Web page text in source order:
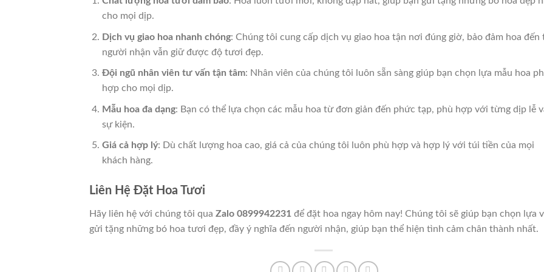
cho mọi dịp.
Dịch vụ giao hoa nhanh chóng: Chúng tôi cung cấp dịch vụ giao hoa tận nơi đúng giờ, bảo đảm hoa đến
người nhận vẫn giữ được độ tươi đẹp.
Đội ngũ nhân viên tư vấn tận tâm: Nhân viên của chúng tôi luôn sẵn sàng giúp bạn chọn lựa mẫu hoa
hợp cho mọi dịp.
Mẫu hoa đa dạng: Bạn có thể lựa chọn các mẫu hoa từ đơn giản đến phức tạp, phù hợp với từng dịp lễ
sự kiện.
Giá cả hợp lý: Dù chất lượng hoa cao, giá cả của chúng tôi luôn phù hợp và hợp lý với túi tiền của mọi
khách hàng.
Liên Hệ Đặt Hoa Tươi
Hãy liên hệ với chúng tôi qua Zalo 0899942231 để đặt hoa ngay hôm nay! Chúng tôi sẽ giúp bạn chọn lựa
gửi tặng những bó hoa tươi đẹp, đầy ý nghĩa đến người nhận, giúp bạn thể hiện tình cảm chân thành nhất.